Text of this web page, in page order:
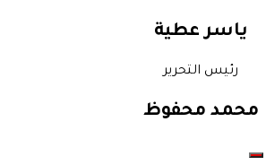
ياسر عطية
رئيس التحرير
محمد محفوظ